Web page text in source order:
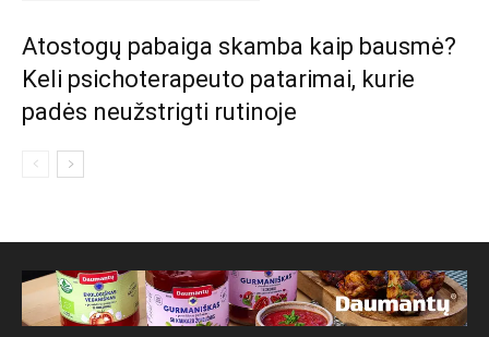
Atostogų pabaiga skamba kaip bausmė?
Keli psichoterapeuto patarimai, kurie
padės neužstrigti rutinoje